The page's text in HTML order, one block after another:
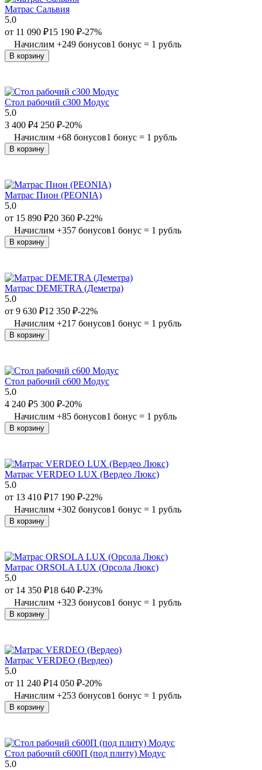
Матрас Сальвия
5.0
от 11 090 ₽15 190 ₽-27%
Начислим +249 бонусов1 бонус = 1 рубль
В корзину
Стол рабочий с300 Модус
5.0
3 400 ₽4 250 ₽-20%
Начислим +68 бонусов1 бонус = 1 рубль
В корзину
Матрас Пион (PEONIA)
5.0
от 15 890 ₽20 360 ₽-22%
Начислим +357 бонусов1 бонус = 1 рубль
В корзину
Матрас DEMETRA (Деметра)
5.0
от 9 630 ₽12 350 ₽-22%
Начислим +217 бонусов1 бонус = 1 рубль
В корзину
Стол рабочий с600 Модус
5.0
4 240 ₽5 300 ₽-20%
Начислим +85 бонусов1 бонус = 1 рубль
В корзину
Матрас VERDEO LUX (Вердео Люкс)
5.0
от 13 410 ₽17 190 ₽-22%
Начислим +302 бонусов1 бонус = 1 рубль
В корзину
Матрас ORSOLA LUX (Орсола Люкс)
5.0
от 14 350 ₽18 640 ₽-23%
Начислим +323 бонусов1 бонус = 1 рубль
В корзину
Матрас VERDEO (Вердео)
5.0
от 11 240 ₽14 050 ₽-20%
Начислим +253 бонусов1 бонус = 1 рубль
В корзину
Стол рабочий с600П (под плиту) Модус
5.0